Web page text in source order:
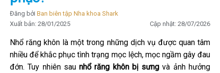
Đăng bởi Ban biên tập Nha khoa Shark
Xuất bản: 28/01/2025
Cập nhật: 28/07/2026
Nhổ răng khôn là một trong những dịch vụ được quan tâm
nhiều để khắc phục tình trạng mọc lệch, mọc ngầm gây đau
đớn. Tuy nhiên saunhổ răng khôn bị sưng và ảnh hưởng